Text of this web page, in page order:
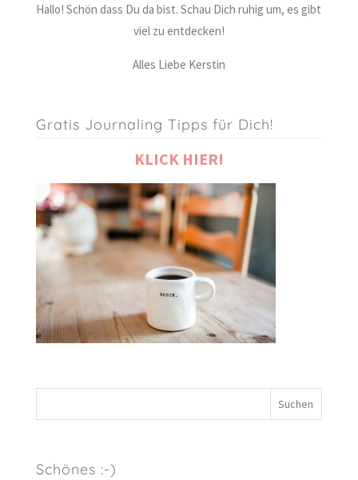
Hallo! Schön dass Du da bist. Schau Dich ruhig um, es gibt
viel zu entdecken!
Alles Liebe Kerstin
Gratis Journaling Tipps für Dich!
KLICK HIER!
Schönes :-)